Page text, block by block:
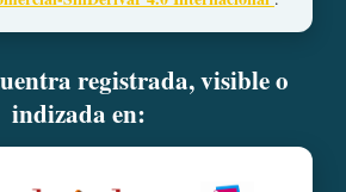
registrada, visible o
indizada en: